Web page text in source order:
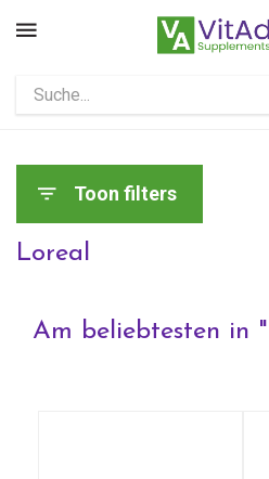
Toon filters
Loreal
Am beliebtesten in "